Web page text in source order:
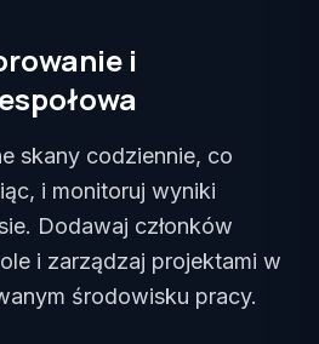
i
skany codziennie, co
i monitoruj wyniki
Dodawaj członków
i zarządzaj projektami w
środowisku pracy.